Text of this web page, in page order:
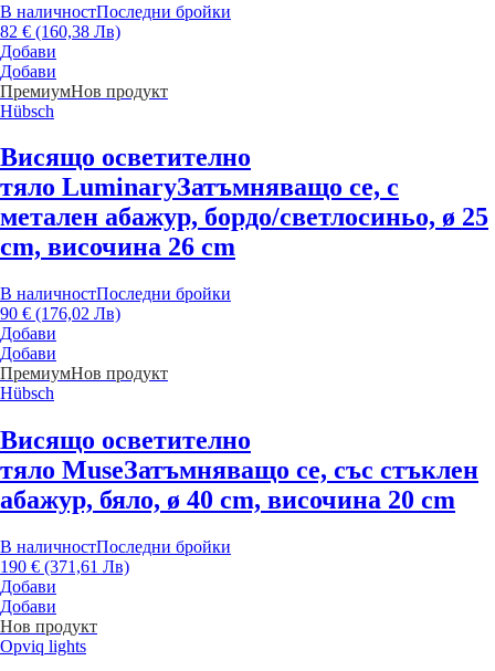
В наличностПоследни бройки
82 € (160,38 Лв)
Добави
Добави
ПремиумНов продукт
Hübsch
Висящо осветително
тяло LuminaryЗатъмняващо се, с
метален абажур, бордо/светлосиньо, ø 25
cm, височина 26 cm
В наличностПоследни бройки
90 € (176,02 Лв)
Добави
Добави
ПремиумНов продукт
Hübsch
Висящо осветително
тяло MuseЗатъмняващо се, със стъклен
абажур, бяло, ø 40 cm, височина 20 cm
В наличностПоследни бройки
190 € (371,61 Лв)
Добави
Добави
Нов продукт
Opviq lights